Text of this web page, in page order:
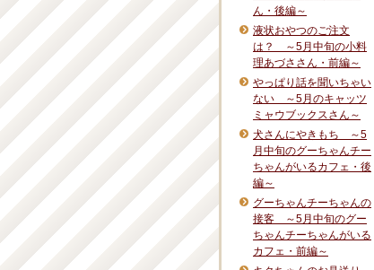
ん・後編～
液状おやつのご注文
は？ ～5月中旬の小料
理あづささん・前編～
やっぱり話を聞いちゃい
ない ～5月のキャッツ
ミャウブックスさん～
犬さんにやきもち ～5
月中旬のグーちゃんチー
ちゃんがいるカフェ・後
編～
グーちゃんチーちゃんの
接客 ～5月中旬のグー
ちゃんチーちゃんがいる
カフェ・前編～